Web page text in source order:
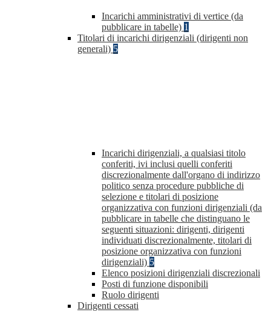
Incarichi amministrativi di vertice (da
pubblicare in tabelle) 1
Titolari di incarichi dirigenziali (dirigenti non
generali) 5
Incarichi dirigenziali, a qualsiasi titolo
conferiti, ivi inclusi quelli conferiti
discrezionalmente dall'organo di indirizzo
politico senza procedure pubbliche di
selezione e titolari di posizione
organizzativa con funzioni dirigenziali (da
pubblicare in tabelle che distinguano le
seguenti situazioni: dirigenti, dirigenti
individuati discrezionalmente, titolari di
posizione organizzativa con funzioni
dirigenziali) 5
Elenco posizioni dirigenziali discrezionali
Posti di funzione disponibili
Ruolo dirigenti
Dirigenti cessati